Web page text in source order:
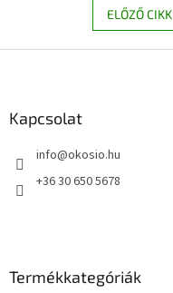
ELŐZŐ CIKK
Kapcsolat
info@okosio.hu
+36 30 650 5678
Termékkategóriák